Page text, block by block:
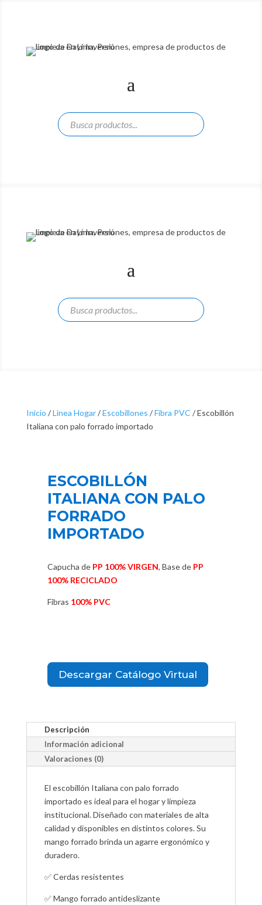
Inicio /Linea Hogar/Escobillones /Fibra PVC / Escobillón
Italiana con palo forrado importado
ESCOBILLÓN
ITALIANA CON PALO
FORRADO
IMPORTADO
Capucha de PP 100% VIRGEN, Base de PP
100% RECICLADO
Fibras 100% PVC
Descargar Catálogo Virtual
Descripción
Información adicional
Valoraciones (0)
El escobillón Italiana con palo forrado
importado es ideal para el hogar y limpieza
institucional. Diseñado con materiales de alta
calidad y disponibles en distintos colores. Su
mango forrado brinda un agarre ergonómico y
duradero.
✅ Cerdas resistentes
✅ Mango forrado antideslizante